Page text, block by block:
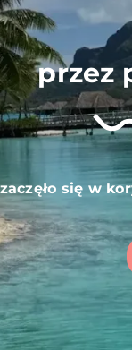
przez
się w